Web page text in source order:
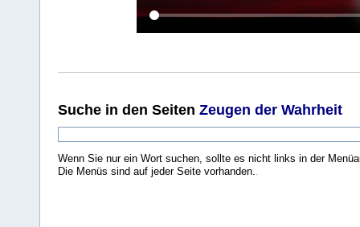
Suche in den Seiten Zeugen der Wahrheit
Wenn Sie nur ein Wort suchen, sollte es nicht links in der
Die Menüs sind auf jeder Seite vorhanden.